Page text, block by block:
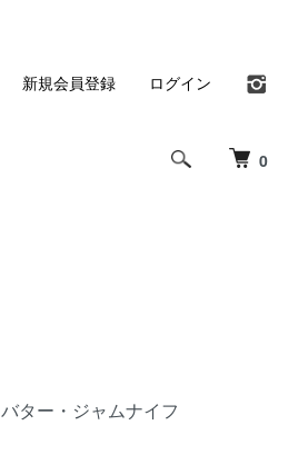
0
新規会員登録 ログイン
バター・ジャムナイフ